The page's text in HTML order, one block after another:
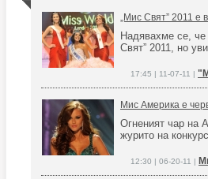
„Мис Свят” 2011 е
Надявахме се,
Свят” 2011, но
17:45 | 11-07-11 |
Мис Америка е
Огненият чар на
журито на
12:30 | 06-20-11 |